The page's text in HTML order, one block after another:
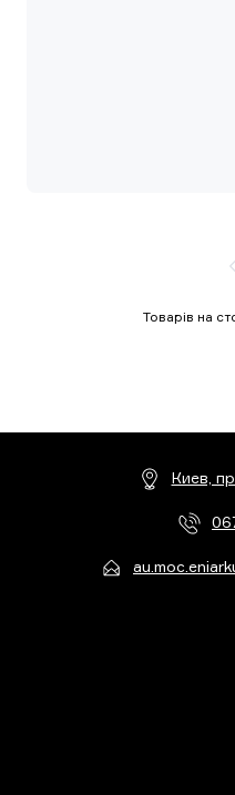
Товарів на
Киев,